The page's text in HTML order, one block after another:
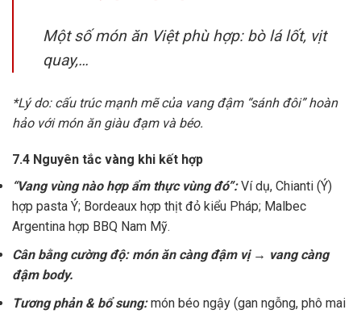
Một số món ăn Việt phù hợp: bò lá lốt, vịt
quay,…
*Lý do: cấu trúc mạnh mẽ của vang đậm “sánh đôi” hoàn
hảo với món ăn giàu đạm và béo.
7.4 Nguyên tắc vàng khi kết hợp
“Vang vùng nào hợp ẩm thực vùng đó”:Ví dụ, Chianti (Ý)
hợp pasta Ý; Bordeaux hợp thịt đỏ kiểu Pháp; Malbec
Argentina hợp BBQ Nam Mỹ.
Cân bằng cường độ: món ăn càng đậm vị → vang càng
đậm body.
Tương phản & bổ sung:món béo ngậy (gan ngỗng, phô mai